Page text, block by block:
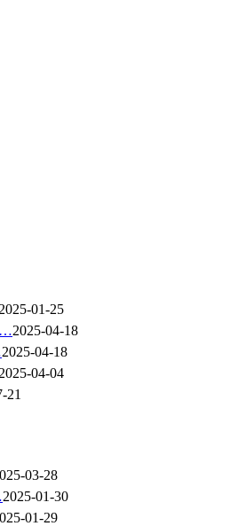
2025-01-25
…2025-04-18
2025-04-18
2025-04-04
21
03-28
2025-01-30
01-29